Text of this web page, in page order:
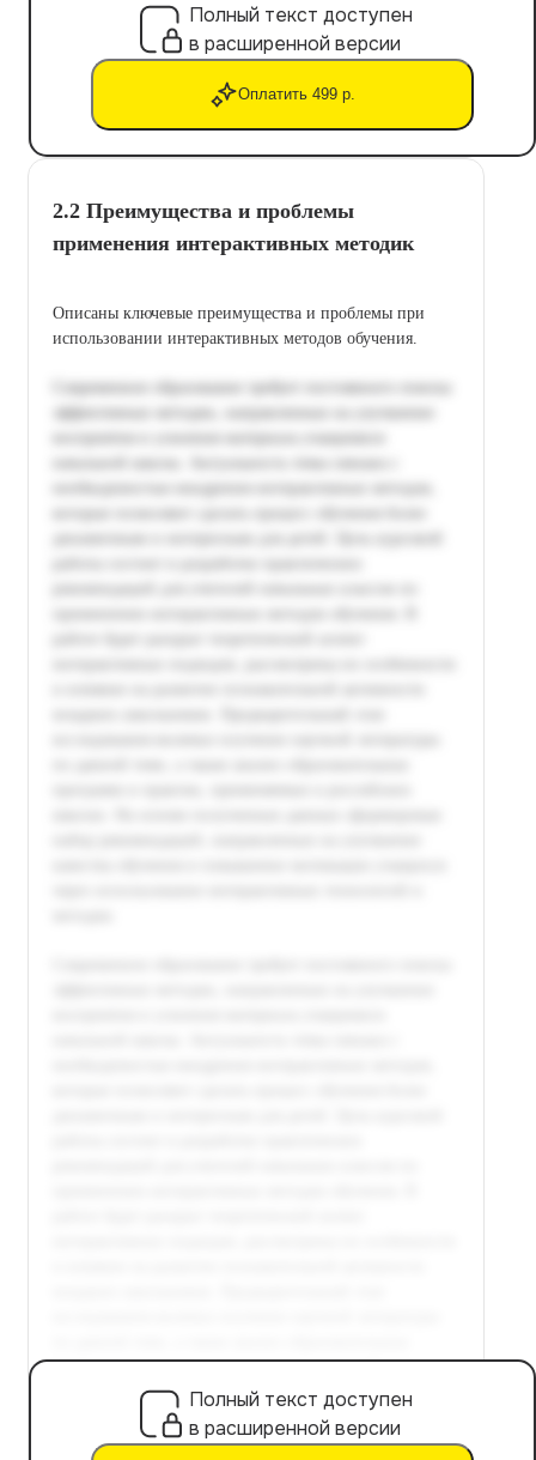
Полный текст доступен
в расширенной версии
Оплатить 499 р.
2.2 Преимущества и проблемы
применения интерактивных методик
Описаны ключевые преимущества и проблемы при
использовании интерактивных методов обучения.
Полный текст доступен
в расширенной версии